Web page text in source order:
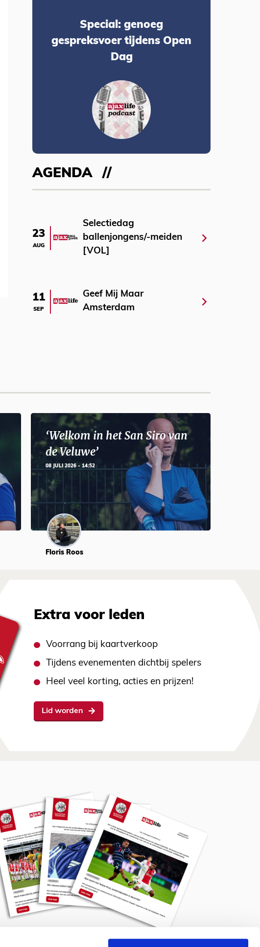
Special: genoeg
gespreksvoer tijdens Open
Dag
AGENDA
23
AUG
Selectiedag
ballenjongens/-meiden
[VOL]
11
SEP
Geef Mij Maar
Amsterdam
‘Welkom in het San Siro van
de Veluwe’
08 JULI 2026 - 14:52
Floris Roos
Extra voor leden
Voorrang bij kaartverkoop
Tijdens evenementen dichtbij spelers
Heel veel korting, acties en prijzen!
Lid worden